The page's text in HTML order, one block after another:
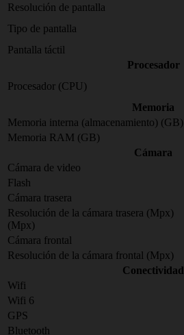
Resolución de pantalla
Tipo de pantalla
Pantalla táctil
Procesador
Procesador (CPU)
Memoria
Memoria interna (almacenamiento) (GB)
Memoria RAM (GB)
Cámara
Cámara de video
Flash
Cámara trasera
Resolución de la cámara trasera (Mpx)
(Mpx)
Cámara frontal
Resolución de la cámara frontal (Mpx)
Conectividad
Wifi
Wifi 6
GPS
Bluetooth